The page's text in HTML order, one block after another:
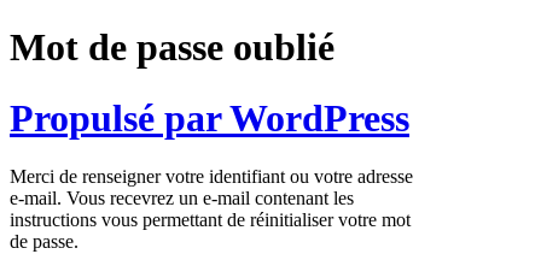
Mot de passe oublié
Propulsé par WordPress
Merci de renseigner votre identifiant ou votre adresse
e-mail. Vous recevrez un e-mail contenant les
instructions vous permettant de réinitialiser votre mot
de passe.